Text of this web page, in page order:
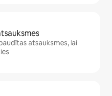
atsauksmes, lai